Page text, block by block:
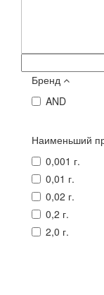
Бренд
AND
Наименьший
0,001 г.
0,01 г.
0,02 г.
0,2 г.
2,0 г.